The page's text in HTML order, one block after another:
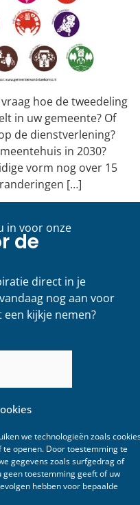
we technologieën zoals
openen. Door toestemming te
gegevens zoals surfgedrag of
geen toestemming geeft of uw
hebben voor bepaalde
hoe de tweedeling
in uw gemeente? Of
de dienstverlening?
in 2030?
vorm nog over 15
[…]
in voor onze
de
direct in je
nog aan voor
kijkje nemen?